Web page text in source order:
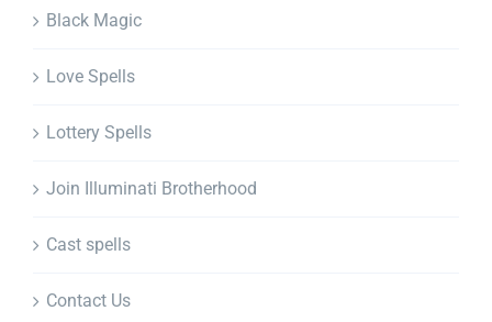
Black Magic
Love Spells
Lottery Spells
Join Illuminati Brotherhood
Cast spells
Contact Us